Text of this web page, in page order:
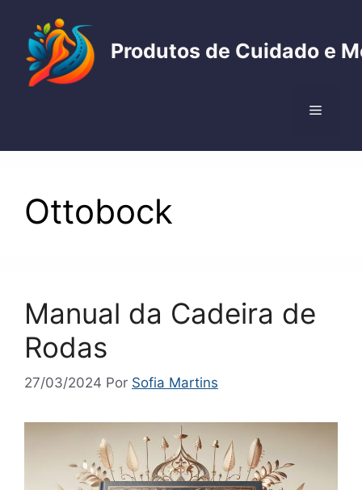
conteúdo
Produtos de Cuidado e
Menu
Ottobock
Manual da Cadeira de
Rodas
27/03/2024 Por Sofia Martins